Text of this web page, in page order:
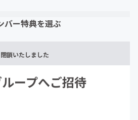
バー特典を選ぶ
閉鎖いたしました
ープへご招待